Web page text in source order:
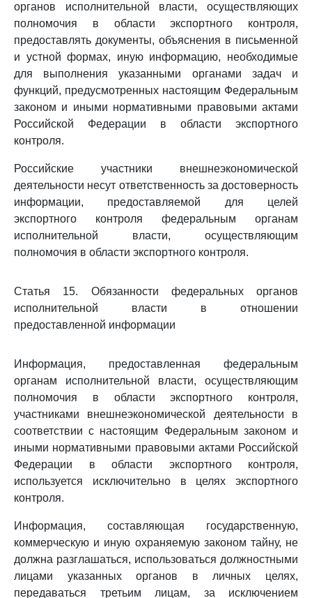
органов исполнительной власти, осуществляющих
полномочия в области экспортного контроля,
предоставлять документы, объяснения в письменной
и устной формах, иную информацию, необходимые
для выполнения указанными органами задач и
функций, предусмотренных настоящим Федеральным
законом и иными нормативными правовыми актами
Российской Федерации в области экспортного
контроля.
Российские участники внешнеэкономической
деятельности несут ответственность за достоверность
информации, предоставляемой для целей
экспортного контроля федеральным органам
исполнительной власти, осуществляющим
полномочия в области экспортного контроля.
Статья 15. Обязанности федеральных органов
исполнительной власти в отношении
предоставленной информации
Информация, предоставленная федеральным
органам исполнительной власти, осуществляющим
полномочия в области экспортного контроля,
участниками внешнеэкономической деятельности в
соответствии с настоящим Федеральным законом и
иными нормативными правовыми актами Российской
Федерации в области экспортного контроля,
используется исключительно в целях экспортного
контроля.
Информация, составляющая государственную,
коммерческую и иную охраняемую законом тайну, не
должна разглашаться, использоваться должностными
лицами указанных органов в личных целях,
передаваться третьим лицам, за исключением